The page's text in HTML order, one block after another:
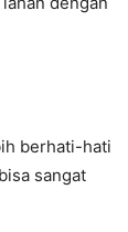
berhati-hati
sangat